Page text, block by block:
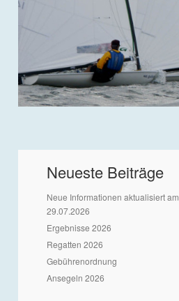
Neueste Beiträge
Neue Informationen aktualisiert am
29.07.2026
Ergebnisse 2026
Regatten 2026
Gebührenordnung
Ansegeln 2026